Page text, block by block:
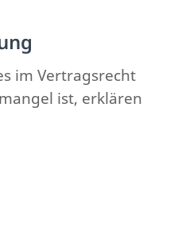
im Vertragsrecht
ist, erklären